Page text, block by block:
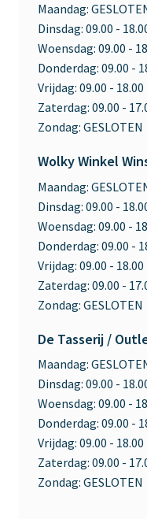
Maandag:
Dinsdag: 09.00 -
Woensdag: 09.00 -
Donderdag: 09.00 -
Vrijdag: 09.00 - 18.00
Zaterdag: 09.00 -
Zondag: GESLOTEN
Wolky Winkel
Maandag:
Dinsdag: 09.00 -
Woensdag: 09.00 -
Donderdag: 09.00 -
Vrijdag: 09.00 - 18.00
Zaterdag: 09.00 -
Zondag: GESLOTEN
De Tasserij /
Maandag:
Dinsdag: 09.00 -
Woensdag: 09.00 -
Donderdag: 09.00 -
Vrijdag: 09.00 - 18.00
Zaterdag: 09.00 -
Zondag: GESLOTEN